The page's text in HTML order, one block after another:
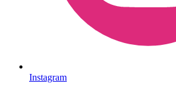
Instagram